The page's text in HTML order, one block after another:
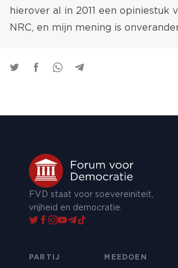
hierover al in 2011 een opiniestuk
NRC, en mijn mening is
FVD staat voor soevereiniteit,
vrijheid en democratie.
PARTIJ MEEDOEN